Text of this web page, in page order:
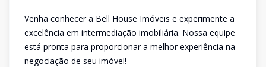
Venha conhecer a Bell House Imóveis e experimente a
excelência em intermediação imobiliária. Nossa equipe
está pronta para proporcionar a melhor experiência na
negociação de seu imóvel!